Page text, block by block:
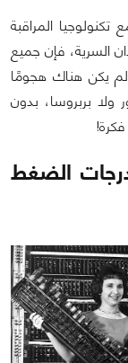
المراقبة
السرية، فإن جميع
لم يكن هناك هجومًا
هاربور ولا بربروسا، بدون
فكرة!
الضغط